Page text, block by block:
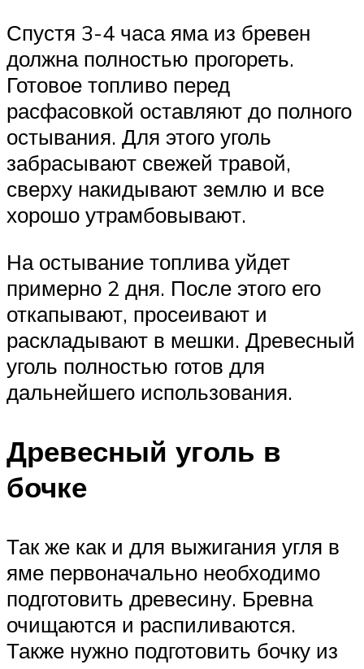
Спустя 3-4 часа яма из бревен
должна полностью прогореть.
Готовое топливо перед
расфасовкой оставляют до полного
остывания. Для этого уголь
забрасывают свежей травой,
сверху накидывают землю и все
хорошо утрамбовывают.
На остывание топлива уйдет
примерно 2 дня. После этого его
откапывают, просеивают и
раскладывают в мешки. Древесный
уголь полностью готов для
дальнейшего использования.
Древесный уголь в
бочке
Так же как и для выжигания угля в
яме первоначально необходимо
подготовить древесину. Бревна
очищаются и распиливаются.
Также нужно подготовить бочку из